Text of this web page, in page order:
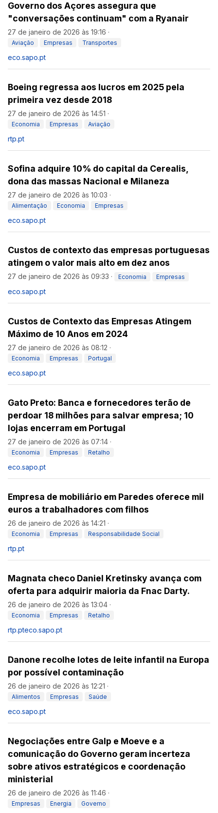
Governo dos Açores assegura que
"conversações continuam" com a Ryanair
27 de janeiro de 2026 às 19:16 ·
Aviação Empresas Transportes
eco.sapo.pt
Boeing regressa aos lucros em 2025 pela
primeira vez desde 2018
27 de janeiro de 2026 às 14:51 ·
Economia Empresas Aviação
rtp.pt
Sofina adquire 10% do capital da Cerealis,
dona das massas Nacional e Milaneza
27 de janeiro de 2026 às 10:03 ·
Alimentação Economia Empresas
eco.sapo.pt
Custos de contexto das empresas portuguesas
atingem o valor mais alto em dez anos
27 de janeiro de 2026 às 09:33 · Economia Empresas
eco.sapo.pt
Custos de Contexto das Empresas Atingem
Máximo de 10 Anos em 2024
27 de janeiro de 2026 às 08:12 ·
Economia Empresas Portugal
eco.sapo.pt
Gato Preto: Banca e fornecedores terão de
perdoar 18 milhões para salvar empresa; 10
lojas encerram em Portugal
27 de janeiro de 2026 às 07:14 ·
Economia Empresas Retalho
eco.sapo.pt
Empresa de mobiliário em Paredes oferece mil
euros a trabalhadores com filhos
26 de janeiro de 2026 às 14:21 ·
Economia Empresas Responsabilidade Social
rtp.pt
Magnata checo Daniel Kretinsky avança com
oferta para adquirir maioria da Fnac Darty.
26 de janeiro de 2026 às 13:04 ·
Economia Empresas Retalho
rtp.pteco.sapo.pt
Danone recolhe lotes de leite infantil na Europa
por possível contaminação
26 de janeiro de 2026 às 12:21 ·
Alimentos Empresas Saúde
eco.sapo.pt
Negociações entre Galp e Moeve e a
comunicação do Governo geram incerteza
sobre ativos estratégicos e coordenação
ministerial
26 de janeiro de 2026 às 11:46 ·
Empresas Energia Governo